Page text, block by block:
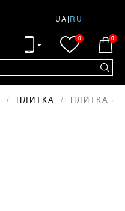
UA|RU
0 0
ПЛИТКА ПЛИТКА